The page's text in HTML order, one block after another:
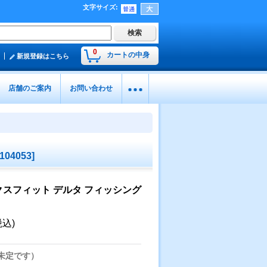
文字サイズ:
0 カートの中身
新規登録はこちら
店舗のご案内 お問い合わせ
]
フィット デルタ フィッシング
込)
です）